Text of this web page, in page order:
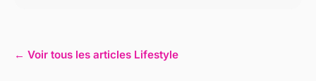
← Voir tous les articles Lifestyle